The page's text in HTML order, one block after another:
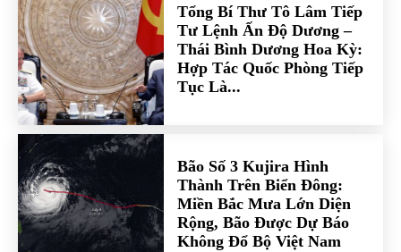
Tổng Bí Thư Tô Lâm Tiếp
Tư Lệnh Ấn Độ Dương –
Thái Bình Dương Hoa Kỳ:
Hợp Tác Quốc Phòng Tiếp
Tục Là...
Bão Số 3 Kujira Hình
Thành Trên Biển Đông:
Miền Bắc Mưa Lớn Diện
Rộng, Bão Được Dự Báo
Không Đổ Bộ Việt Nam